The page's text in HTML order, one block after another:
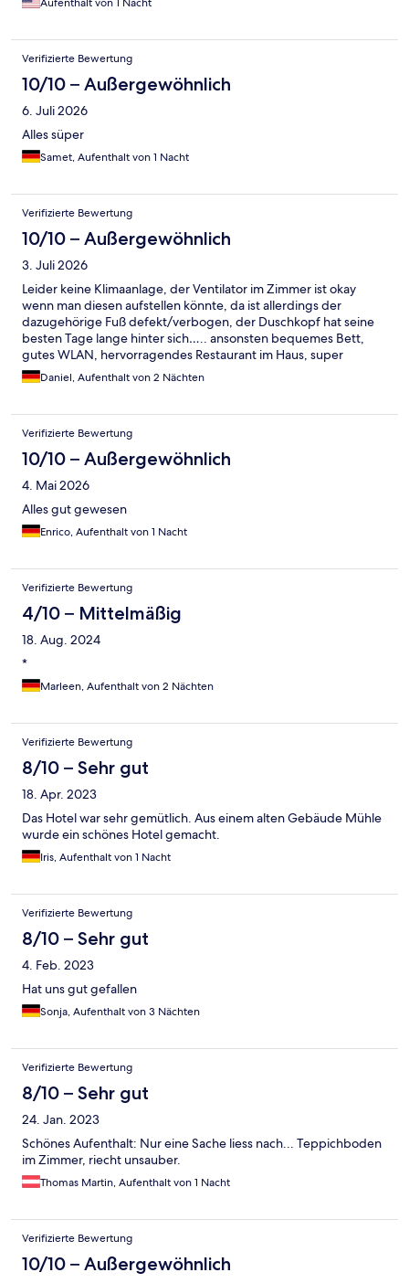
Aufenthalt von 1 Nacht
Verifizierte Bewertung
10/10 – Außergewöhnlich
6. Juli 2026
Alles süper
Samet, Aufenthalt von 1 Nacht
Verifizierte Bewertung
10/10 – Außergewöhnlich
3. Juli 2026
Leider keine Klimaanlage, der Ventilator im Zimmer ist okay
wenn man diesen aufstellen könnte, da ist allerdings der
dazugehörige Fuß defekt/verbogen, der Duschkopf hat seine
besten Tage lange hinter sich….. ansonsten bequemes Bett,
gutes WLAN, hervorragendes Restaurant im Haus, super
empfehlenswert das Essen und super nettes Personal. Ich kann
den Aufenthalt nur weiterempfehlen
Daniel, Aufenthalt von 2 Nächten
Verifizierte Bewertung
10/10 – Außergewöhnlich
4. Mai 2026
Alles gut gewesen
Enrico, Aufenthalt von 1 Nacht
Verifizierte Bewertung
4/10 – Mittelmäßig
18. Aug. 2024
*
Marleen, Aufenthalt von 2 Nächten
Verifizierte Bewertung
8/10 – Sehr gut
18. Apr. 2023
Das Hotel war sehr gemütlich. Aus einem alten Gebäude Mühle
wurde ein schönes Hotel gemacht.
Iris, Aufenthalt von 1 Nacht
Verifizierte Bewertung
8/10 – Sehr gut
4. Feb. 2023
Hat uns gut gefallen
Sonja, Aufenthalt von 3 Nächten
Verifizierte Bewertung
8/10 – Sehr gut
24. Jan. 2023
Schönes Aufenthalt: Nur eine Sache liess nach... Teppichboden
im Zimmer, riecht unsauber.
Thomas Martin, Aufenthalt von 1 Nacht
Verifizierte Bewertung
10/10 – Außergewöhnlich